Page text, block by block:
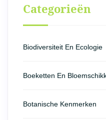
Categorieën
Biodiversiteit En Ecologie
Boeketten En
Botanische Kenmerken